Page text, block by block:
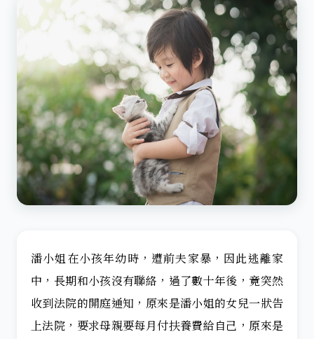
潘小姐在小孩年幼時，遭前夫家暴，因此逃離家
中，長期和小孩沒有聯絡，過了數十年後，竟突然
收到法院的開庭通知，原來是潘小姐的女兒一狀告
上法院，要求母親要每月付扶養費給自己，原來是